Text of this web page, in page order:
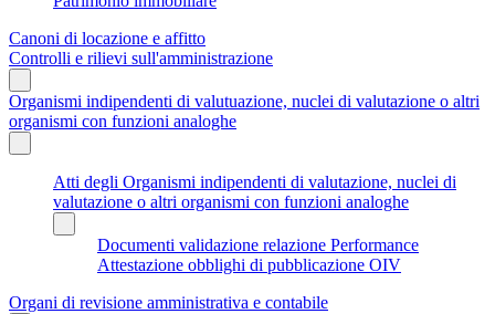
Canoni di locazione e affitto
Controlli e rilievi sull'amministrazione
Organismi indipendenti di valutuazione, nuclei di valutazione o altri
organismi con funzioni analoghe
Atti degli Organismi indipendenti di valutazione, nuclei di
valutazione o altri organismi con funzioni analoghe
Documenti validazione relazione Performance
Attestazione obblighi di pubblicazione OIV
Organi di revisione amministrativa e contabile